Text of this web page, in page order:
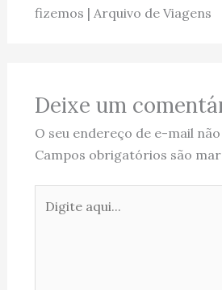
fizemos | Arquivo de Viagens
Deixe um
O seu endereço de e-mail
Campos obrigatórios são
aqui...